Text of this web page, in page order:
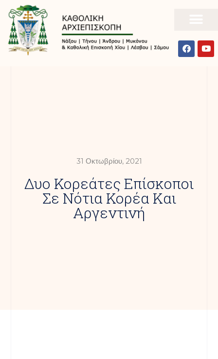
31 Οκτωβρίου, 2021
Δυο Κορεάτες Επίσκοποι
Σε Νότια Κορέα Και
Αργεντινή